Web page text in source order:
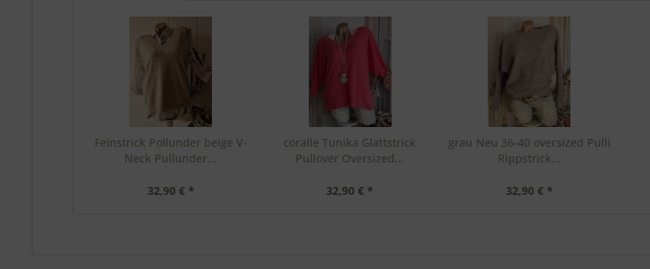
Feinstrick Pollunder beige V-
Neck Pullunder...
32,90 € *
coralle Tunika Glattstrick
Pullover Oversized...
32,90 € *
grau Neu 36-40 oversized Pulli
Rippstrick...
32,90 € *